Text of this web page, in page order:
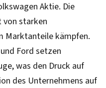
Aktie. Die
starken
Marktanteile kämpfen.
Ford setzen
was den Druck auf
des Unternehmens auf